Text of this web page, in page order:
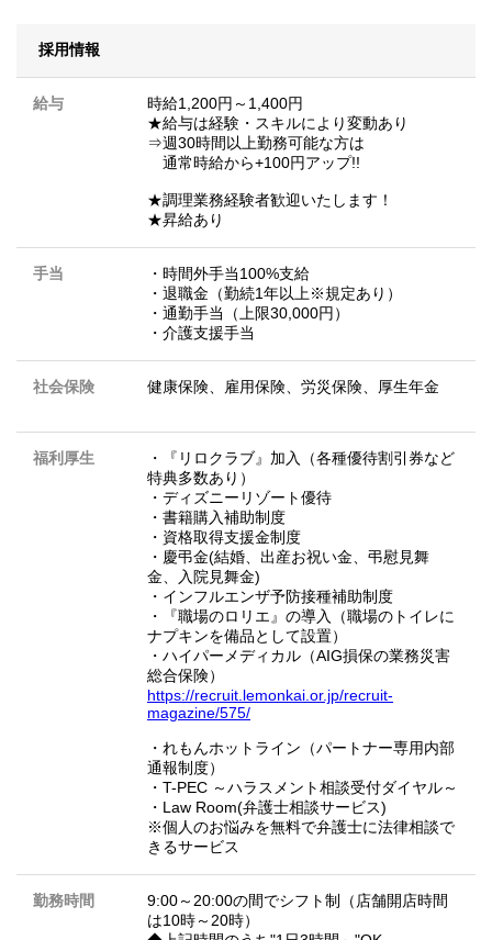
採用情報
給与
時給1,200円～1,400円
★給与は経験・スキルにより変動あり
⇒週30時間以上勤務可能な方は
通常時給から+100円アップ!!
★調理業務経験者歓迎いたします！
★昇給あり
手当
・時間外手当100%支給
・退職金（勤続1年以上※規定あり）
・通勤手当（上限30,000円）
・介護支援手当
社会保険 健康保険、雇用保険、労災保険、厚生年金
福利厚生
・『リロクラブ』加入（各種優待割引券など
特典多数あり）
・ディズニーリゾート優待
・書籍購入補助制度
・資格取得支援金制度
・慶弔金(結婚、出産お祝い金、弔慰見舞
金、入院見舞金)
・インフルエンザ予防接種補助制度
・『職場のロリエ』の導入（職場のトイレに
ナプキンを備品として設置）
・ハイパーメディカル（AIG損保の業務災害
総合保険）
https://recruit.lemonkai.or.jp/recruit-
magazine/575/
・れもんホットライン（パートナー専用内部
通報制度）
・T-PEC ～ハラスメント相談受付ダイヤル～
・Law Room(弁護士相談サービス)
※個人のお悩みを無料で弁護士に法律相談で
きるサービス
勤務時間
9:00～20:00の間でシフト制（店舗開店時間
は10時～20時）